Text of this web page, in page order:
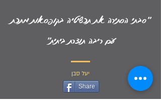
״סבתי הסתירה את תכשיטיה בקופסאות מתכת
עם ריבה תוצרת ביתית״
יעל סבן
Share